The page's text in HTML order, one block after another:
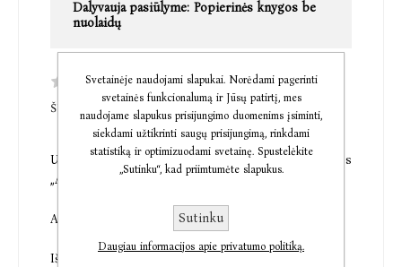
Dalyvauja pasiūlyme: Popierinės knygos be
nuolaidų
ŠI PREKĖ DAR NETURI KOMENTARŲ
Užsakydami šį leidinį, jūs užsakote SenLinYu knygos
„Alchemised“ vertimą į lietuvių kalbą.
Artėjant išleidimo datai, knygos kaina gali kilti.
Išleidimo data yra preliminari ir gali keistis.
Svetainėje naudojami slapukai. Norėdami pagerinti
svetainės funkcionalumą ir Jūsų patirtį, mes
naudojame slapukus prisijungimo duomenims įsiminti,
siekdami užtikrinti saugų prisijungimą, rinkdami
statistiką ir optimizuodami svetainę. Spustelėkite
„Sutinku“, kad priimtumėte slapukus.
Sutinku
Daugiau informacijos apie privatumo politiką.